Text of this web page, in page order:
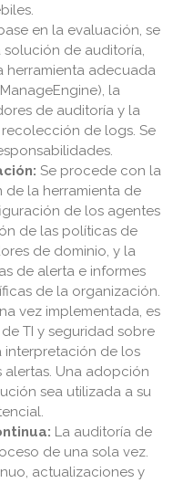
en la evaluación, se
de auditoría,
herramienta adecuada
la
de auditoría y la
de logs. Se
Se procede con la
la herramienta de
de los agentes
de las políticas de
de dominio, y la
de alerta e informes
de la organización.
vez implementada, es
TI y seguridad sobre
interpretación de los
alertas. Una adopción
sea utilizada a su
La auditoría de
de una sola vez.
actualizaciones y